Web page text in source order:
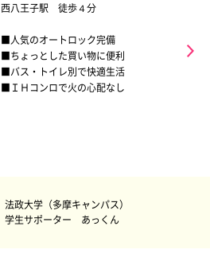
西八王子駅 徒歩４分
■人気のオートロック完備
■ちょっとした買い物に便利
■バス・トイレ別で快適生活
■ＩＨコンロで火の心配なし
法政大学（多摩キャンパス）
学生サポーター あっくん